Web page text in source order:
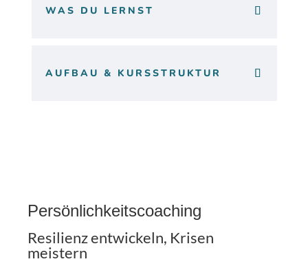
WAS DU LERNST
AUFBAU & KURSSTRUKTUR
Persönlichkeitscoaching
Resilienz entwickeln, Krisen
meistern